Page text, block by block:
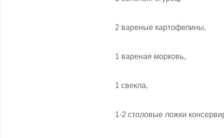
2 вареные картофелины,
1 вареная морковь,
1 свекла,
1-2 столовые ложки